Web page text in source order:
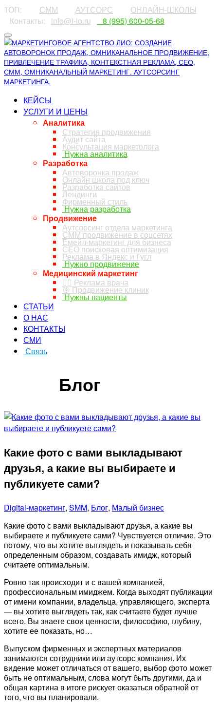
ТОП: СММ АУТСОРС
ОНЛАЙН-ШКОЛЫ
⠀Контакты:⠀ info@l-io.ru ⠀8 (995) 600-05-68
КЕЙСЫ
УСЛУГИ И ЦЕНЫ
Аналитика
Стратегия продвижения
Аудит сайта
Консультация маркетолога
Нужна аналитика
Разработка
Автоворонка продаж
Онлайн школа под ключ
Разработка сайтов
Лендинги
Фирменный стиль
Нужна разработка
Продвижение
Аутсорсинг отдела маркетинга
СММ продвижение в соцсетях
Емейл-маркетинг для бизнеса
СЕО поисковая оптимизация
Реклама в Яндекс и Гугл
Нужно продвижение
Медицинский маркетинг
👨‍⚕️ Реклама врача
🎯 Продвижение клиник
Нужны пациенты
СТАТЬИ
О НАС
КОНТАКТЫ
СМИ
Связь
Блог
Какие фото с вами выкладывают
друзья, а какие вы выбираете и
публикуете сами?
Digital-маркетинг, SMM, Блог, Малый бизнес
Какие фото с вами выкладывают друзья, а какие вы
выбираете и публикуете сами? Чувствуется отличие. Это
потому, что вы хотите выглядеть и показывать себя
определенным образом, создавать имидж, который
считаете оптимальным.
Ровно так происходит и с вашей компанией,
профессиональным имиджем. Когда выходят публикации
от имени компании, владельца, управляющего, эксперта
— вы хотите выглядеть так, как считаете будет лучше
всего. Вы знаете свои ценности, философию, глубину,
хотите ее показать, но…
Выпуском фирменных и экспертных материалов
занимаются сотрудники или аутсорс компания. Их
видение может отличаться от вашего, выбор фото может
быть не оптимальным, слова могут быть другими, да и
общая картина в итоге рискует оказаться обратной от
того, что вы планировали.